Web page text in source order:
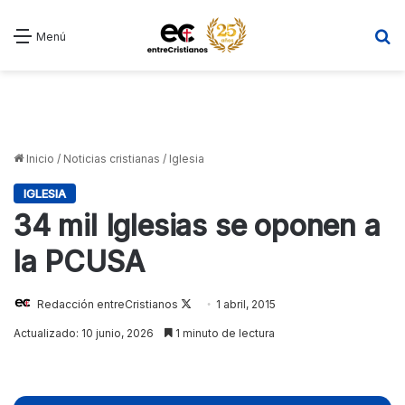
Menú
Inicio / Noticias cristianas / Iglesia
IGLESIA
34 mil Iglesias se oponen a
la PCUSA
Redacción entreCristianos
Follow
on
1 abril, 2015
Actualizado: 10 junio, 2026 1 minuto de lectura